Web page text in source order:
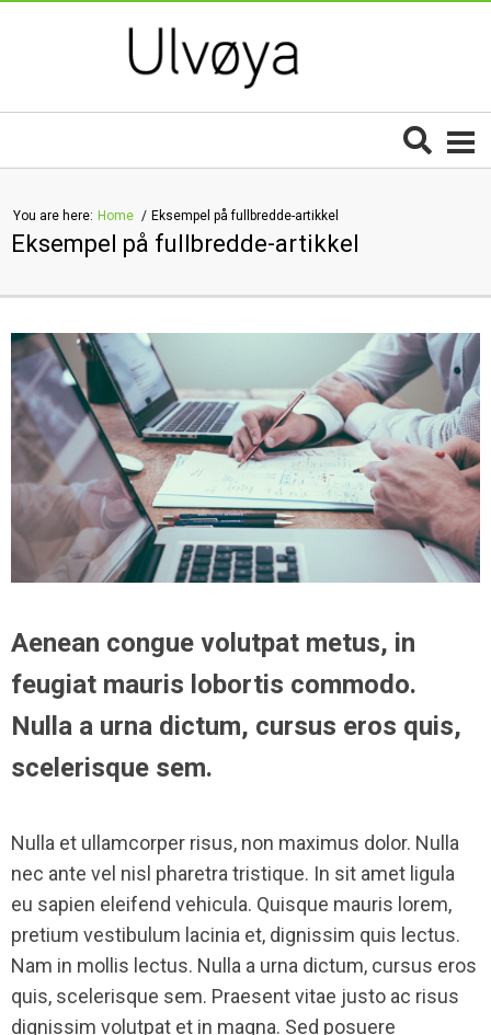
You are here: Home Eksempel på fullbredde-artikkel
Eksempel på fullbredde-artikkel
Aenean congue volutpat metus, in
feugiat mauris lobortis commodo.
Nulla a urna dictum, cursus eros quis,
scelerisque sem.
Nulla et ullamcorper risus, non maximus dolor. Nulla
nec ante vel nisl pharetra tristique. In sit amet ligula
eu sapien eleifend vehicula. Quisque mauris lorem,
pretium vestibulum lacinia et, dignissim quis lectus.
Nam in mollis lectus. Nulla a urna dictum, cursus eros
quis, scelerisque sem. Praesent vitae justo ac risus
dignissim volutpat et in magna. Sed posuere